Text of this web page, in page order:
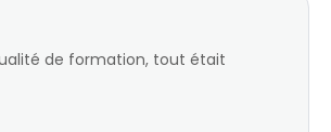
de formation, tout était